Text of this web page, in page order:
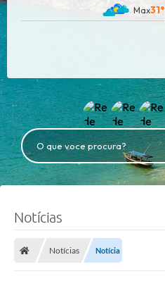
31°
O que voce procura?
Notícias
Notícias Notícia